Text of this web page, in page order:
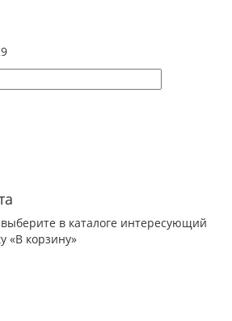
в каталоге интересующий
«В корзину»